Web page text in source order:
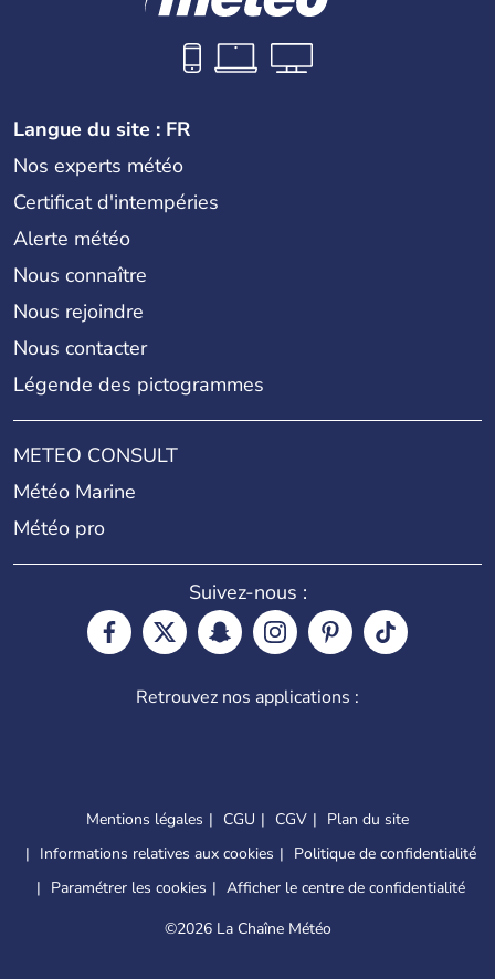
Langue du site : FR
Nos experts météo
Certificat d'intempéries
Alerte météo
Nous connaître
Nous rejoindre
Nous contacter
Légende des pictogrammes
METEO CONSULT
Météo Marine
Météo pro
Suivez-nous :
Retrouvez nos applications :
Mentions légales CGU CGV
Plan du site
Informations relatives aux cookies
Politique de confidentialité
Paramétrer les cookies
Afficher le centre de confidentialité
©2026 La Chaîne Météo